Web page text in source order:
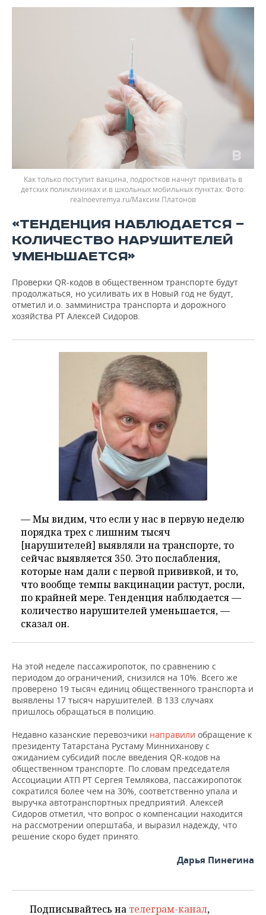
Как только поступит вакцина, подростков начнут прививать в
детских поликлиниках и в школьных мобильных пунктах.
realnoevremya.ru/Максим Платонов
«ТЕНДЕНЦИЯ НАБЛЮДАЕТСЯ —
КОЛИЧЕСТВО НАРУШИТЕЛЕЙ
УМЕНЬШАЕТСЯ»
Проверки QR-кодов в общественном транспорте будут
продолжаться, но усиливать их в Новый год не будут,
отметил и.о. замминистра транспорта и дорожного
хозяйства РТ Алексей Сидоров.
— Мы видим, что если у нас в первую неделю
порядка трех с лишним тысяч
[нарушителей] выявляли на транспорте, то
сейчас выявляется 350. Это послабления,
которые нам дали с первой прививкой, и то,
что вообще темпы вакцинации растут, росли,
по крайней мере. Тенденция наблюдается —
количество нарушителей уменьшается, —
сказал он.
На этой неделе пассажиропоток, по сравнению с
периодом до ограничений, снизился на 10%. Всего же
проверено 19 тысяч единиц общественного транспорта и
выявлены 17 тысяч нарушителей. В 133 случаях
пришлось обращаться в полицию.
Недавно казанские перевозчики направили обращение к
президенту Татарстана Рустаму Минниханову с
ожиданием субсидий после введения QR-кодов на
общественном транспорте. По словам председателя
Ассоциации АТП РТ Сергея Темлякова, пассажиропоток
сократился более чем на 30%, соответственно упала и
выручка автотранспортных предприятий. Алексей
Сидоров отметил, что вопрос о компенсации находится
на рассмотрении оперштаба, и выразил надежду, что
решение скоро будет принято.
Дарья Пинегина
Подписывайтесь на телеграм-канал,